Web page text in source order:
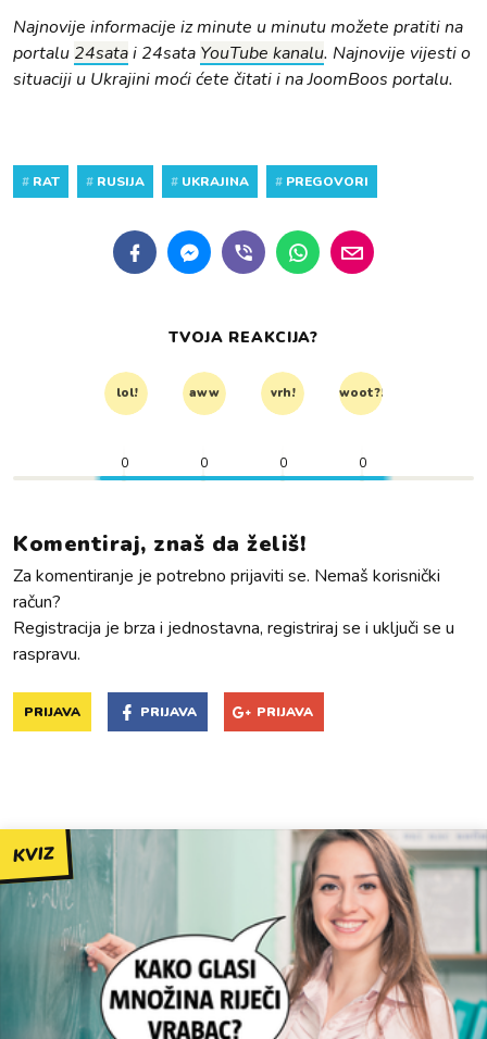
Najnovije informacije iz minute u minutu možete pratiti na
portalu 24satai 24sata YouTube kanalu. Najnovije vijesti o
situaciji u Ukrajini moći ćete čitati i na JoomBoos portalu.
# RAT # RUSIJA # UKRAJINA # PREGOVORI
TVOJA REAKCIJA?
lol! aww vrh! woot?!
0 0 0 0
Komentiraj, znaš da želiš!
Za komentiranje je potrebno prijaviti se. Nemaš korisnički
račun?
Registracija je brza i jednostavna, registriraj se i uključi se u
raspravu.
PRIJAVA PRIJAVA PRIJAVA
KVIZ